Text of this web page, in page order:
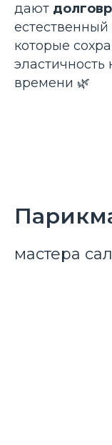
дают
которые
времени 🌿
мастера